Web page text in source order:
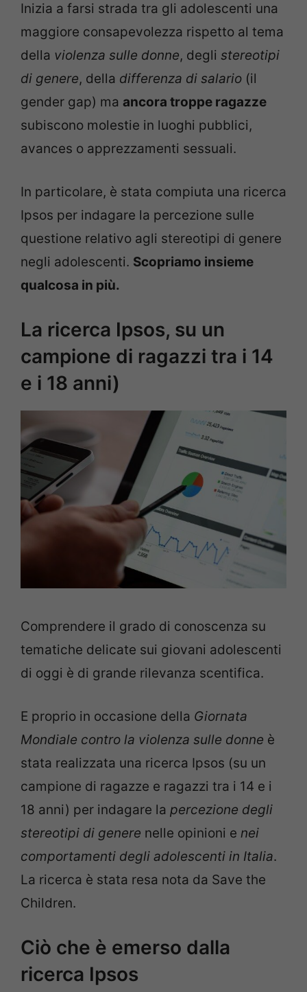
Inizia a farsi strada tra gli adolescenti una
maggiore consapevolezza rispetto al tema
della violenza sulle donne, degli stereotipi
di genere, della differenza di salario (il
gender gap) ma ancora troppe ragazze
subiscono molestie in luoghi pubblici,
avances o apprezzamenti sessuali.
In particolare, è stata compiuta una ricerca
Ipsos per indagare la percezione sulle
questione relativo agli stereotipi di genere
negli adolescenti. Scopriamo insieme
qualcosa in più.
La ricerca Ipsos, su un
campione di ragazzi tra i 14
e i 18 anni)
Comprendere il grado di conoscenza su
tematiche delicate sui giovani adolescenti
di oggi è di grande rilevanza scentifica.
E proprio in occasione della Giornata
Mondiale contro la violenza sulle donne è
stata realizzata una ricerca Ipsos (su un
campione di ragazze e ragazzi tra i 14 e i
18 anni) per indagare la percezione degli
stereotipi di genere nelle opinioni e nei
comportamenti degli adolescenti in Italia.
La ricerca è stata resa nota da Save the
Children.
Ciò che è emerso dalla
ricerca Ipsos